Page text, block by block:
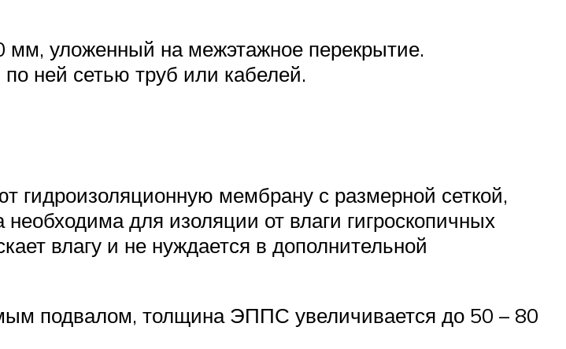
уложенный на межэтажное перекрытие.
ней сетью труб или кабелей.
гидроизоляционную мембрану с размерной сеткой,
для изоляции от влаги гигроскопичных
влагу и не нуждается в дополнительной
подвалом, толщина ЭППС увеличивается до 50 – 80